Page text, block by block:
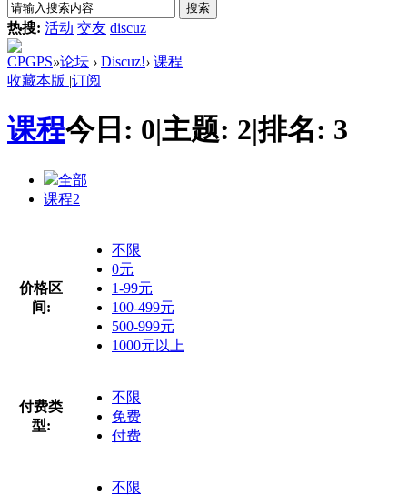
搜索
热搜: 活动 交友 discuz
CPGPS»论坛 › Discuz!› 课程
收藏本版 |订阅
课程今日: 0|主题: 2|排名: 3
全部
课程2
价格区
间:
不限
0元
1-99元
100-499元
500-999元
1000元以上
付费类
型:
不限
免费
付费
不限